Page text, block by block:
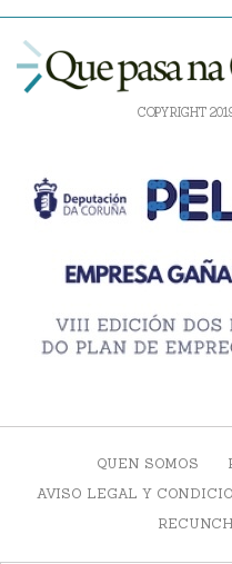
COPYRIGHT
QUEN SOMOS
AVISO LEGAL Y